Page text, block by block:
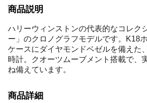
商品説明
ハリーウィンストンの代表的なコレク
ー」のクロノグラフモデルです。K18
ケースにダイヤモンドベゼルを備えた
時計。クオーツムーブメント搭載で、
ね備えています。
商品詳細